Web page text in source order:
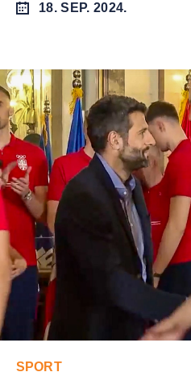
18. SEP. 2024.
SPORT